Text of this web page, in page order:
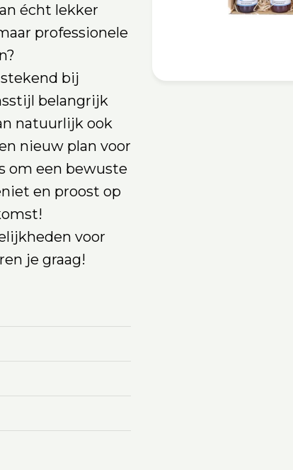
écht lekker
professionele
bij
belangrijk
natuurlijk ook
nieuw plan voor
om een bewuste
en proost op
voor
je graag!